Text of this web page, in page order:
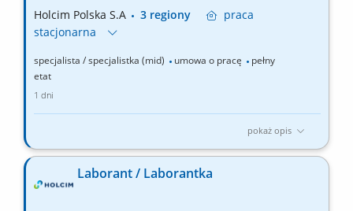
Holcim Polska S.A
praca
stacjonarna
specjalista / specjalistka (mid) umowa o pracę
pełny
etat
1 dni
pokaż opis
Zakres obowiązków: Testowanie efektywności procesów (CT) –
przygotowywanie rekomendacji oraz nadzór nad wdrażaniem
działań naprawczych. Nadzór nad projektowaniem kontroli
Laborant / Laborantka